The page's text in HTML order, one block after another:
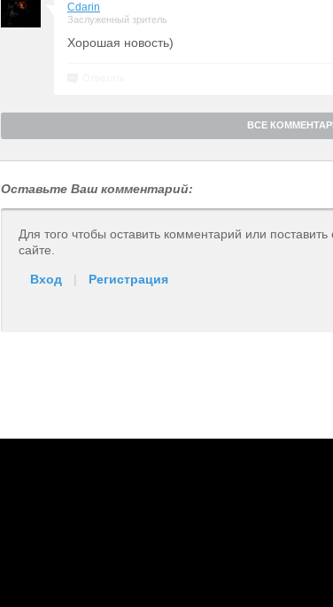
Cdarin
Заслуженный зритель
Хорошая новость)
ВСЕ
Оставьте Ваш комментарий:
Для того чтобы оставить комментарий или
сайте.
Вход | Регистрация